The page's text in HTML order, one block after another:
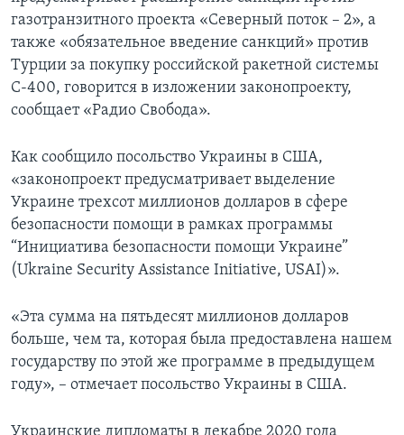
газотранзитного проекта «Северный поток – 2», а
также «обязательное введение санкций» против
Турции за покупку российской ракетной системы
С-400, говорится в изложении законопроекту,
сообщает «Радио Свобода».
Как сообщило посольство Украины в США,
«законопроект предусматривает выделение
Украине трехсот миллионов долларов в сфере
безопасности помощи в рамках программы
“Инициатива безопасности помощи Украине”
(Ukraine Security Assistance Initiative, USAI)».
«Эта сумма на пятьдесят миллионов долларов
больше, чем та, которая была предоставлена нашем
государству по этой же программе в предыдущем
году», – отмечает посольство Украины в США.